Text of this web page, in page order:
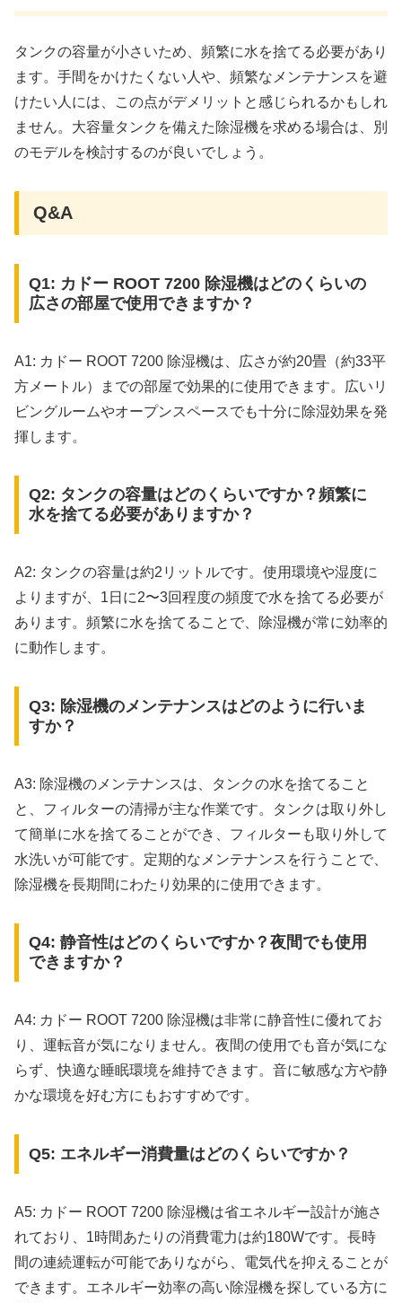
タンクの容量が小さいため、頻繁に水を捨てる必要があり
ます。手間をかけたくない人や、頻繁なメンテナンスを避
けたい人には、この点がデメリットと感じられるかもしれ
ません。大容量タンクを備えた除湿機を求める場合は、別
のモデルを検討するのが良いでしょう。
Q&A
Q1: カドー ROOT 7200 除湿機はどのくらいの
広さの部屋で使用できますか？
A1: カドー ROOT 7200 除湿機は、広さが約20畳（約33平
方メートル）までの部屋で効果的に使用できます。広いリ
ビングルームやオープンスペースでも十分に除湿効果を発
揮します。
Q2: タンクの容量はどのくらいですか？頻繁に
水を捨てる必要がありますか？
A2: タンクの容量は約2リットルです。使用環境や湿度に
よりますが、1日に2〜3回程度の頻度で水を捨てる必要が
あります。頻繁に水を捨てることで、除湿機が常に効率的
に動作します。
Q3: 除湿機のメンテナンスはどのように行いま
すか？
A3: 除湿機のメンテナンスは、タンクの水を捨てること
と、フィルターの清掃が主な作業です。タンクは取り外し
て簡単に水を捨てることができ、フィルターも取り外して
水洗いが可能です。定期的なメンテナンスを行うことで、
除湿機を長期間にわたり効果的に使用できます。
Q4: 静音性はどのくらいですか？夜間でも使用
できますか？
A4: カドー ROOT 7200 除湿機は非常に静音性に優れてお
り、運転音が気になりません。夜間の使用でも音が気にな
らず、快適な睡眠環境を維持できます。音に敏感な方や静
かな環境を好む方にもおすすめです。
Q5: エネルギー消費量はどのくらいですか？
A5: カドー ROOT 7200 除湿機は省エネルギー設計が施さ
れており、1時間あたりの消費電力は約180Wです。長時
間の連続運転が可能でありながら、電気代を抑えることが
できます。エネルギー効率の高い除湿機を探している方に